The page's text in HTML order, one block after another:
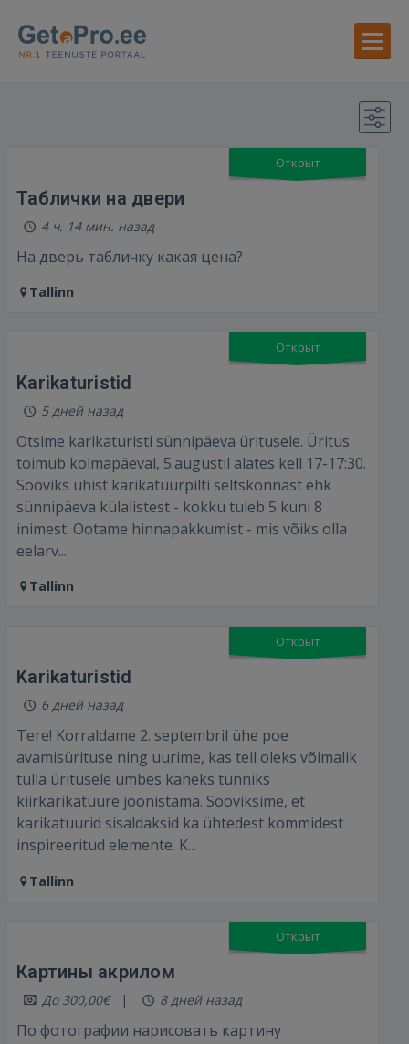
Открыт
Таблички на двери
4 ч. 14 мин. назад
На дверь табличку какая цена?
Tallinn
Открыт
Karikaturistid
5 дней назад
Otsime karikaturisti sünnipäeva üritusele. Üritus
toimub kolmapäeval, 5.augustil alates kell 17-17:30.
Sooviks ühist karikatuurpilti seltskonnast ehk
sünnipäeva külalistest - kokku tuleb 5 kuni 8
inimest. Ootame hinnapakkumist - mis võiks olla
eelarv...
Tallinn
Открыт
Karikaturistid
6 дней назад
Tere! Korraldame 2. septembril ühe poe
avamisürituse ning uurime, kas teil oleks võimalik
tulla üritusele umbes kaheks tunniks
kiirkarikatuure joonistama. Sooviksime, et
karikatuurid sisaldaksid ka ühtedest kommidest
inspireeritud elemente. K...
Tallinn
Открыт
Картины акрилом
До 300,00€ 8 дней назад
По фотографии нарисовать картину